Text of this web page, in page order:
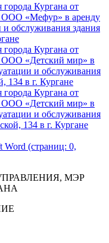
Кургана от
ООО «Мефур» в аренду
и обслуживания здания
Кургана от
ООО «Детский мир» в
и обслуживания
134 в г. Кургане
Кургана от
ООО «Детский мир» в
и обслуживания
134 в г. Кургане
Word (страниц: 0,
МЭР